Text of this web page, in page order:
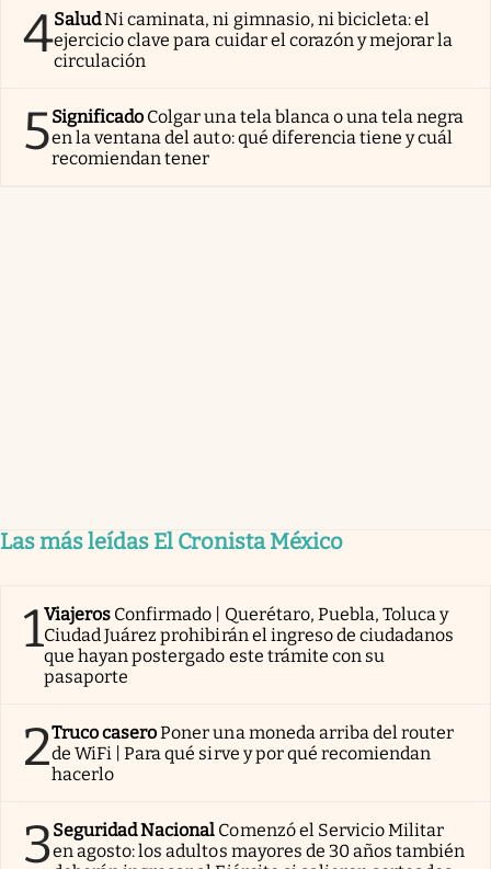
4SaludNi caminata, ni gimnasio, ni bicicleta: el
ejercicio clave para cuidar el corazón y mejorar la
circulación
5Significado Colgar una tela blanca o una tela negra
en la ventana del auto: qué diferencia tiene y cuál
recomiendan tener
Las más leídas El Cronista México
1Viajeros Confirmado | Querétaro, Puebla, Toluca y
Ciudad Juárez prohibirán el ingreso de ciudadanos
que hayan postergado este trámite con su
pasaporte
2Truco caseroPoner una moneda arriba del router
de WiFi | Para qué sirve y por qué recomiendan
hacerlo
3Seguridad Nacional Comenzó el Servicio Militar
en agosto: los adultos mayores de 30 años también